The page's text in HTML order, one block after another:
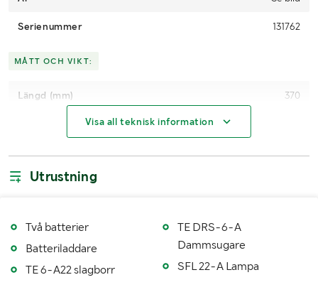
Serienummer 131762
MÅTT OCH VIKT:
Längd (mm) 370
Visa all teknisk information
Utrustning
Två batterier
Batteriladdare
TE 6-A22 slagborr
TE DRS-6-A
Dammsugare
SFL 22-A Lampa